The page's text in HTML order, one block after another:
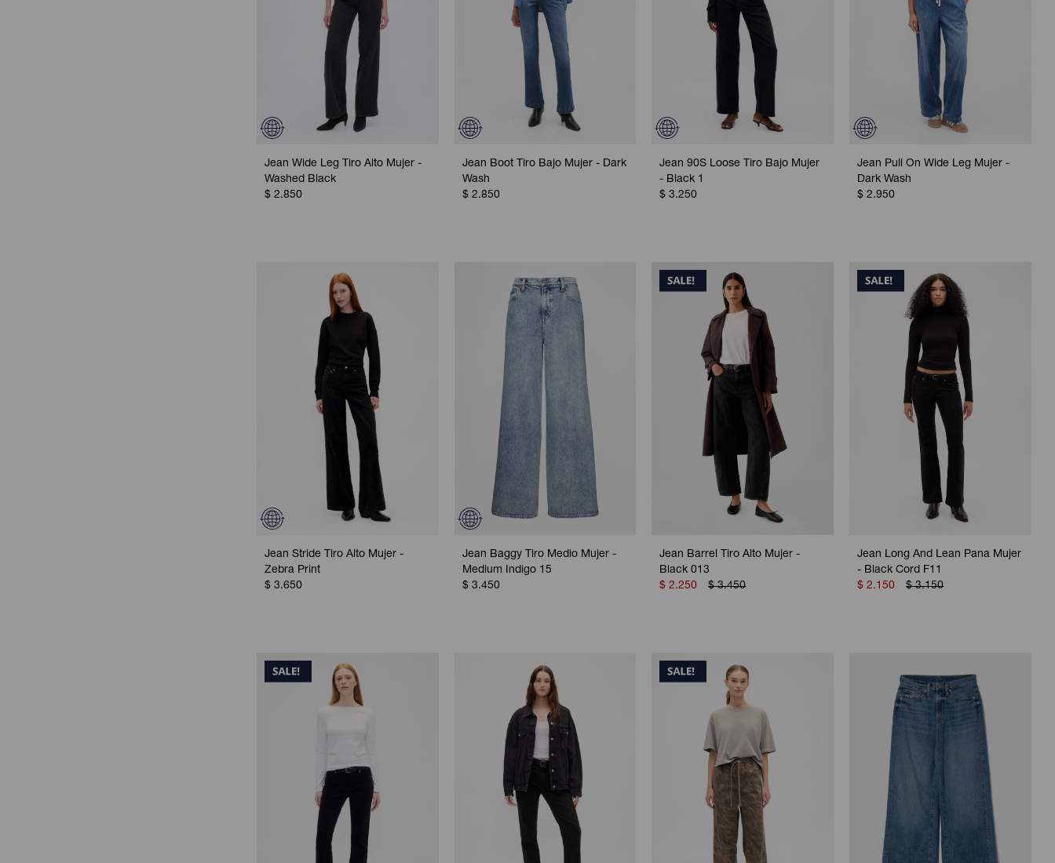
Jean Wide Leg Tiro Alto Mujer -
Washed Black
$ 2.850
Jean Boot Tiro Bajo Mujer - Dark
Wash
$ 2.850
Jean 90S Loose Tiro Bajo Mujer
- Black 1
$ 3.250
Jean Pull On Wide Leg Mujer -
Dark Wash
$ 2.950
Jean Stride Tiro Alto Mujer -
Zebra Print
$ 3.650
Jean Baggy Tiro Medio Mujer -
Medium Indigo 15
$ 3.450
Jean Barrel Tiro Alto Mujer -
Black 013
$ 2.250 $ 3.450
Jean Long And Lean Pana Mujer
- Black Cord F11
$ 2.150 $ 3.150